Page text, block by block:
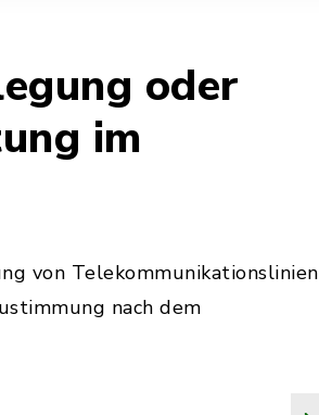
oder
im
von Telekommunikationslinien
nach dem